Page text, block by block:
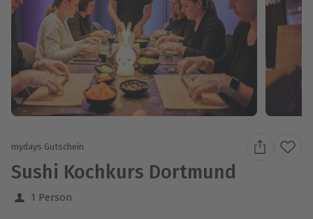
mydays Gutschein
Sushi Kochkurs Dortmund
1 Person